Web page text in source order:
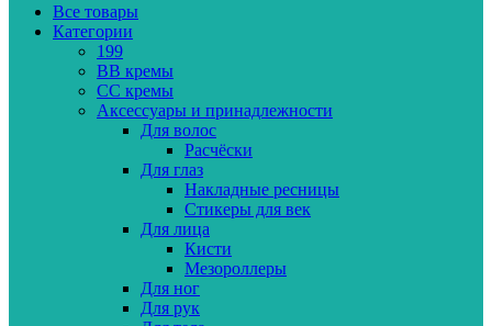
Все товары
Категории
199
BB кремы
CC кремы
Аксессуары и принадлежности
Для волос
Расчёски
Для глаз
Накладные ресницы
Стикеры для век
Для лица
Кисти
Мезороллеры
Для ног
Для рук